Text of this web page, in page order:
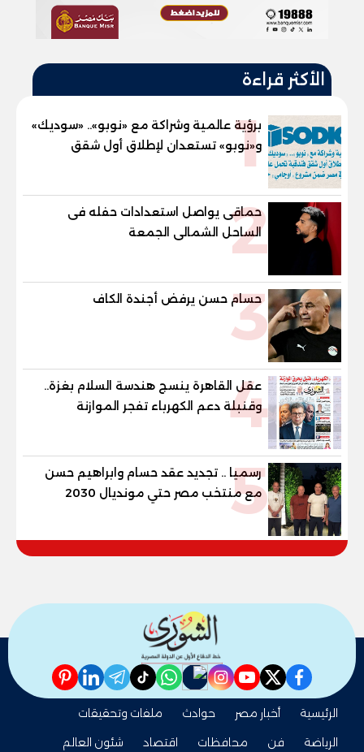
الأكثر قراءة
1
برؤية عالمية وشراكة مع «نوبو».. «سوديك»
و«نوبو» تستعدان لإطلاق أول شقق
فندقية تحمل علامة "نوبو" العالمية في
2
حماقى يواصل استعدادات حفله فى
الساحل الشمالى الجمعة
3
حسام حسن يرفض أجندة الكاف
4
عقل القاهرة ينسج هندسة السلام بغزة..
وقنبلة دعم الكهرباء تفجر الموازنة
5
رسميا .. تجديد عقد حسام وابراهيم حسن
مع منتخب مصر حتي مونديال 2030
facebook
twitter
youtube
instagram
nabd
whatsapp
tiktok
telegram
linkedin
pinterest
الرئيسية أخبار مصر حوادث
ملفات وتحقيقات
الرياضة
فن محافظات اقتصاد شئون العالم